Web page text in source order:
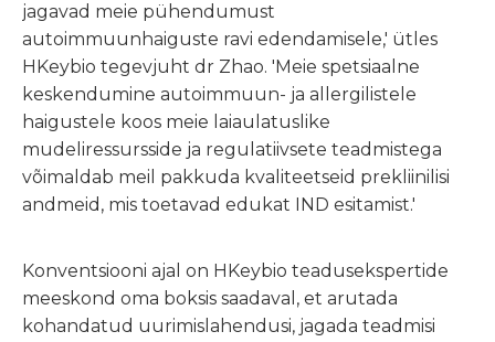
jagavad meie pühendumust
autoimmuunhaiguste ravi edendamisele,' ütles
HKeybio tegevjuht dr Zhao. 'Meie spetsiaalne
keskendumine autoimmuun- ja allergilistele
haigustele koos meie laiaulatuslike
mudeliressursside ja regulatiivsete teadmistega
võimaldab meil pakkuda kvaliteetseid prekliinilisi
andmeid, mis toetavad edukat IND esitamist.'
Konventsiooni ajal on HKeybio teadusekspertide
meeskond oma boksis saadaval, et arutada
kohandatud uurimislahendusi, jagada teadmisi